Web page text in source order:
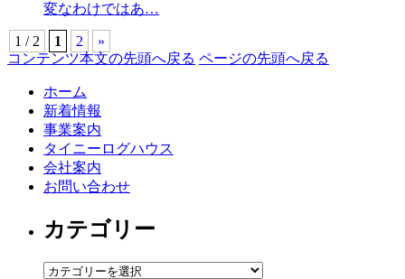
変なわけではあ…
1 / 2 1 2
»
コンテンツ本文の先頭へ戻る ページの先頭へ戻る
ホーム
新着情報
事業案内
タイニーログハウス
会社案内
お問い合わせ
カテゴリー
カ